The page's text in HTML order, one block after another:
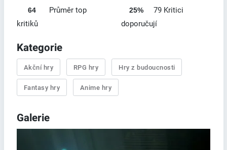
64
Průměr top
kritiků
25%
79 Kritici
doporučují
Kategorie
Akční hry RPG hry Hry z budoucnosti
Fantasy hry Anime hry
Galerie